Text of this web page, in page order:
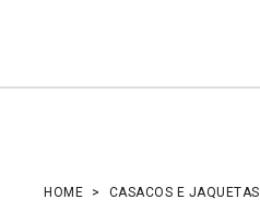
HOME CASACOS E JAQUETAS